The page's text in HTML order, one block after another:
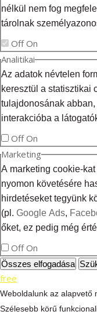
nélkül nem fog
tárolnak
Off On
Analitikai
Az adatok névtelen
keresztül a statisztikai
tulajdonosának
interakcióba a
Off On
Marketing
A marketing cookie-
nyomon követésére
hirdetéseket tegyünk
(pl. Google Ads,
őket, ez pedig még
Off On
Összes elfogadása
free
Weboldalunk az alapvető
Szélesebb körű